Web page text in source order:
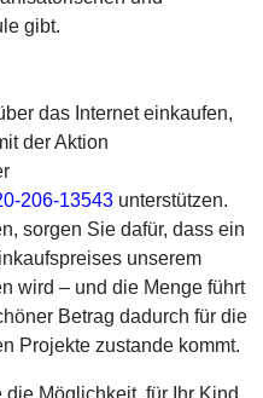
gibt.
das Internet einkaufen,
der Aktion
206-13543 unterstützen.
sorgen Sie dafür, dass ein
unserem
wird – und die Menge führt
Betrag dadurch für die
Projekte zustande kommt.